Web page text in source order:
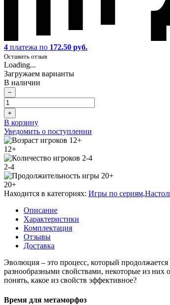
4 платежа по 172.50 руб.
Оставить отзыв
Loading...
Загружаем варианты
В наличии
−
+
В корзину
Уведомить о поступлении
12+
2-4
20+
Находится в категориях: Игры по сериям,
Описание
Характеристики
Комплектация
Отзывы
Доставка
Эволюция – это процесс, который
разнообразными свойствами, некоторые из
понять, какое из свойств эффективное?
Время для метаморфоз